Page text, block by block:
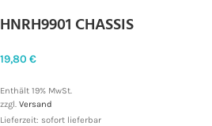
HNRH9901 CHASSIS
19,80 €
Enthält 19% MwSt.
zzgl. Versand
Lieferzeit: sofort lieferbar